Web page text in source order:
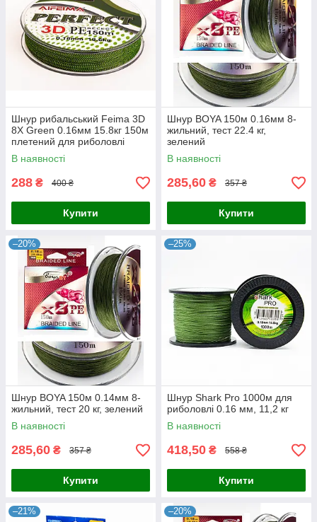
Шнур рибальський Feima 3D
8X Green 0.16мм 15.8кг 150м
плетений для риболовлі
В наявності
288 ₴ 400 ₴
Купити
Шнур BOYA 150м 0.16мм 8-
жильний, тест 22.4 кг,
зелений
В наявності
285,60 ₴ 357 ₴
Купити
–20%
Шнур BOYA 150м 0.14мм 8-
жильний, тест 20 кг, зелений
В наявності
285,60 ₴ 357 ₴
Купити
–25%
Шнур Shark Pro 1000м для
риболовлі 0.16 мм, 11,2 кг
В наявності
418,50 ₴ 558 ₴
Купити
–21% –20%